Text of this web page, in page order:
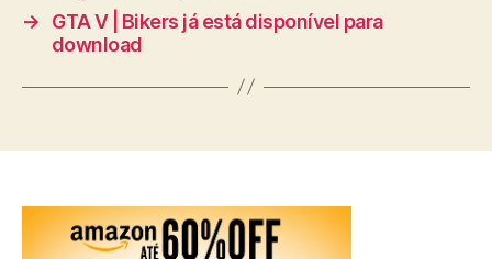
→
GTA V | Bikers já está disponível para
download